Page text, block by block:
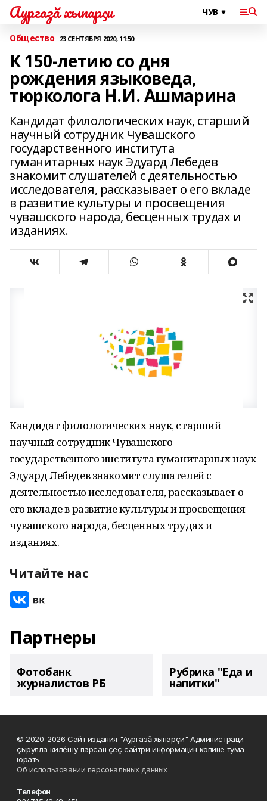
Аургазă хыпарçи
Общество 23 СЕНТЯБРЯ 2020, 11:50
К 150-летию со дня
рождения языковеда,
тюрколога Н.И. Ашмарина
Кандидат филологических наук, старший
научный сотрудник Чувашского
государственного института
гуманитарных наук Эдуард Лебедев
знакомит слушателей с деятельностью
исследователя, рассказывает о его вкладе
в развитие культуры и просвещения
чувашского народа, бесценных трудах и
изданиях.
Кандидат филологических наук, старший
научный сотрудник Чувашского
государственного института гуманитарных наук
Эдуард Лебедев знакомит слушателей с
деятельностью исследователя, рассказывает о
его вкладе в развитие культуры и просвещения
чувашского народа, бесценных трудах и
изданиях.
Читайте нас
Партнеры
Фотобанк
журналистов РБ
Рубрика "Еда и
напитки"
© 2020-2026 Сайт издания "Аургазă хыпарçи" Администраци
çырулла килĕшÿ парсан çеç сайтри информацин копине тума
юрать
Об использовании персональных данных
Телефон